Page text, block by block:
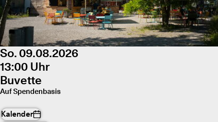
So. 09.08.2026
13:00 Uhr
Buvette
Auf Spendenbasis
Kalender